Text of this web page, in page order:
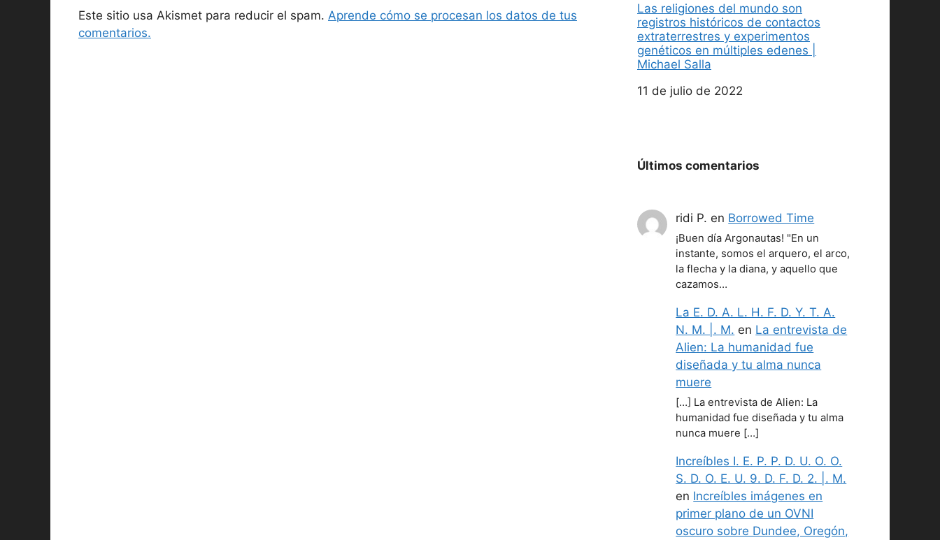
Este sitio usa Akismet para reducir el spam. Aprende cómo se procesan los datos de tus
comentarios.
Las religiones del mundo son
registros históricos de contactos
extraterrestres y experimentos
genéticos en múltiples edenes |
Michael Salla
Fecha
11 de julio de 2022
Últimos comentarios
ridi P. en Borrowed Time
¡Buen día Argonautas! "En un
instante, somos el arquero, el arco,
la flecha y la diana, y aquello que
cazamos…
La E. D. A. L. H. F. D. Y. T. A.
N. M. |. M. en La entrevista de
Alien: La humanidad fue
diseñada y tu alma nunca
muere
[…] La entrevista de Alien: La
humanidad fue diseñada y tu alma
nunca muere […]
Increíbles I. E. P. P. D. U. O. O.
S. D. O. E. U. 9. D. F. D. 2. |. M.
en Increíbles imágenes en
primer plano de un OVNI
oscuro sobre Dundee, Oregón,